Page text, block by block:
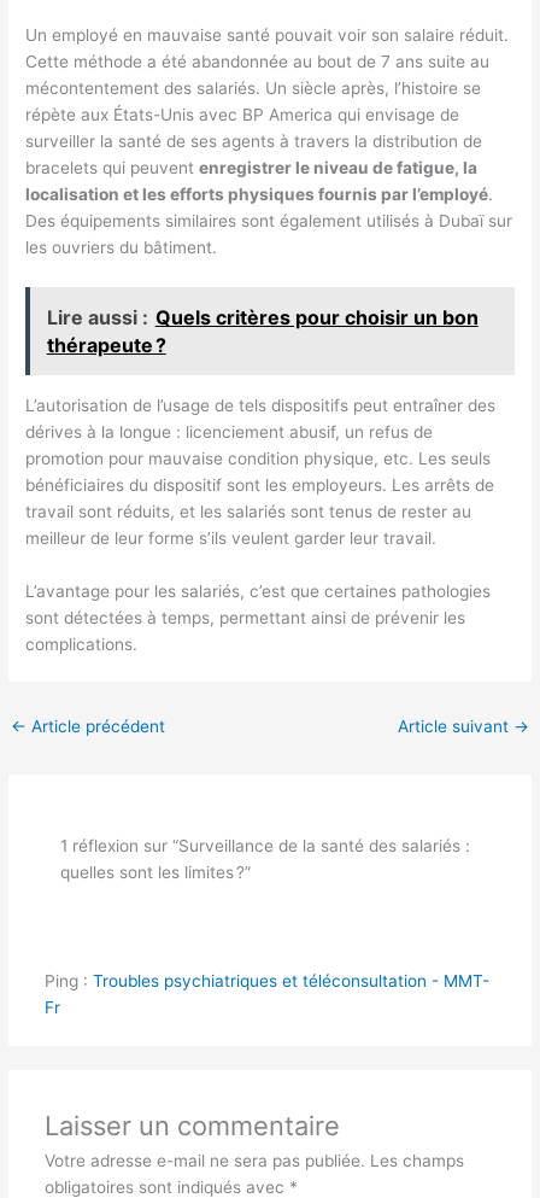
Un employé en mauvaise santé pouvait voir son salaire réduit.
Cette méthode a été abandonnée au bout de 7 ans suite au
mécontentement des salariés. Un siècle après, l’histoire se
répète aux États-Unis avec BP America qui envisage de
surveiller la santé de ses agents à travers la distribution de
bracelets qui peuventenregistrer le niveau de fatigue, la
localisation et les efforts physiques fournis par l’employé.
Des équipements similaires sont également utilisés à Dubaï sur
les ouvriers du bâtiment.
Lire aussi : Quels critères pour choisir un bon
thérapeute ?
L’autorisation de l’usage de tels dispositifs peut entraîner des
dérives à la longue : licenciement abusif, un refus de
promotion pour mauvaise condition physique, etc. Les seuls
bénéficiaires du dispositif sont les employeurs. Les arrêts de
travail sont réduits, et les salariés sont tenus de rester au
meilleur de leur forme s’ils veulent garder leur travail.
L’avantage pour les salariés, c’est que certaines pathologies
sont détectées à temps, permettant ainsi de prévenir les
complications.
← Article précédent Article suivant →
1 réflexion sur “Surveillance de la santé des salariés :
quelles sont les limites ?”
Ping : Troubles psychiatriques et téléconsultation - MMT-
Fr
Laisser un commentaire
Votre adresse e-mail ne sera pas publiée. Les champs
obligatoires sont indiqués avec *